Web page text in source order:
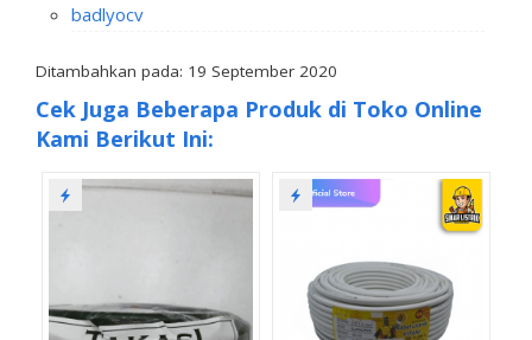
badlyocv
Ditambahkan pada: 19 September 2020
Cek Juga Beberapa Produk di Toko Online
Kami Berikut Ini: